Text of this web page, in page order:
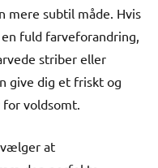
mere subtil måde. Hvis
fuld farveforandring,
striber eller
give dig et friskt og
voldsomt.
vælger at